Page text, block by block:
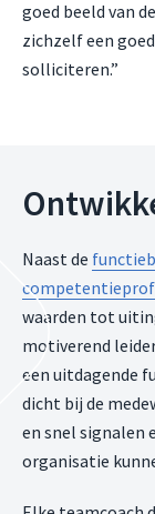
goed beeld van
zichzelf een
solliciteren.”
Naast de
waarden tot
motiverend
een uitdagende
dicht bij de
en snel signalen
organisatie